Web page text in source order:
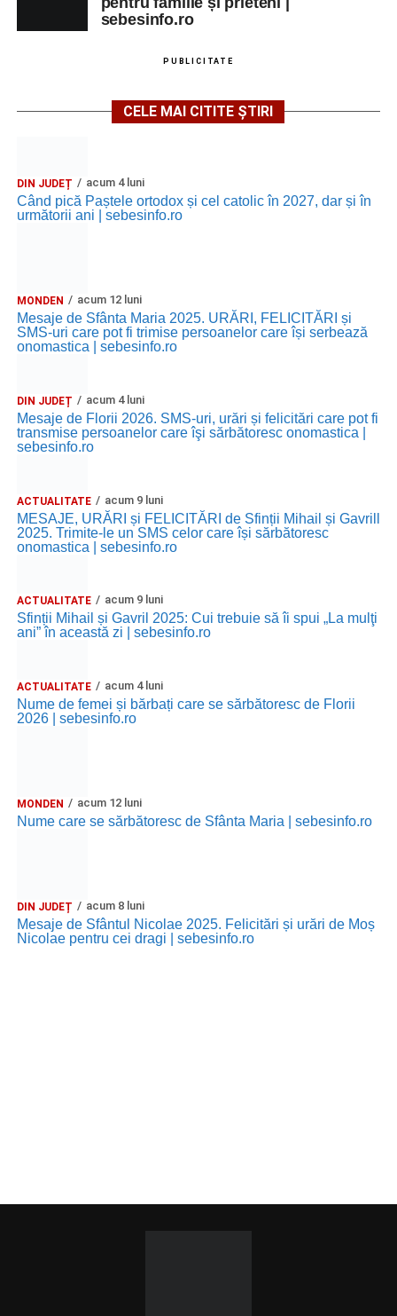
sebesinfo.ro
PUBLICITATE
CELE MAI CITITE ȘTIRI
DIN JUDEȚ acum 4 luni
Când pică Paștele ortodox și cel catolic în 2027, dar și în
următorii ani | sebesinfo.ro
MONDEN acum 12 luni
Mesaje de Sfânta Maria 2025. URĂRI, FELICITĂRI și
SMS-uri care pot fi trimise persoanelor care își serbează
onomastica | sebesinfo.ro
DIN JUDEȚ acum 4 luni
Mesaje de Florii 2026. SMS-uri, urări și felicitări care pot fi
transmise persoanelor care îşi sărbătoresc onomastica |
sebesinfo.ro
ACTUALITATE acum 9 luni
MESAJE, URĂRI și FELICITĂRI de Sfinții Mihail și Gavrill
2025. Trimite-le un SMS celor care își sărbătoresc
onomastica | sebesinfo.ro
ACTUALITATE acum 9 luni
Sfinții Mihail și Gavril 2025: Cui trebuie să îi spui „La mulţi
ani” în această zi | sebesinfo.ro
ACTUALITATE acum 4 luni
Nume de femei și bărbați care se sărbătoresc de Florii
2026 | sebesinfo.ro
MONDEN acum 12 luni
Nume care se sărbătoresc de Sfânta Maria | sebesinfo.ro
DIN JUDEȚ acum 8 luni
Mesaje de Sfântul Nicolae 2025. Felicitări și urări de Moș
Nicolae pentru cei dragi | sebesinfo.ro